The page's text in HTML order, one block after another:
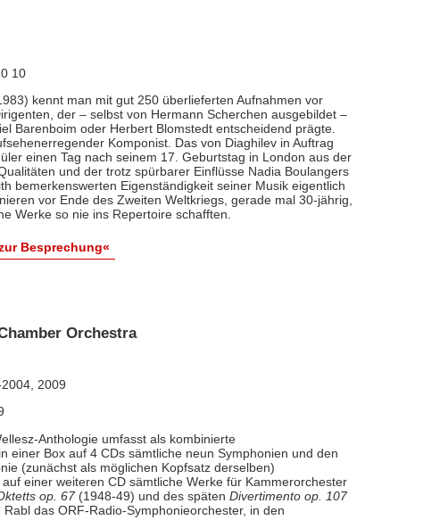
10
kennt man mit gut 250 überlieferten Aufnahmen vor
der – selbst von Hermann Scherchen ausgebildet –
Barenboim oder Herbert Blomstedt entscheidend prägte.
Komponist. Das von Diaghilev in Auftrag
einen Tag nach seinem 17. Geburtstag in London aus der
und der trotz spürbarer Einflüsse Nadia Boulangers
bemerkenswerten Eigenständigkeit seiner Musik eigentlich
vor Ende des Zweiten Weltkriegs, gerade mal 30-jährig,
Werke so nie ins Repertoire schafften.
Besprechung«
Orchestra
2009
Anthologie umfasst als kombinierte
einer Box auf 4 CDs sämtliche neun Symphonien und den
(zunächst als möglichen Kopfsatz derselben)
einer weiteren CD sämtliche Werke für Kammerorchester
op. 67(1948-49) und des späten Divertimento op. 107
das ORF-Radio-Symphonieorchester, in den